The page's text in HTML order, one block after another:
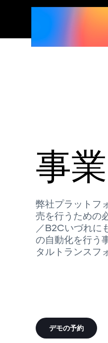
事
弊社プラットフ
売を行うための
／B2Cいづれに
の自動化を行う
タルトランスフ